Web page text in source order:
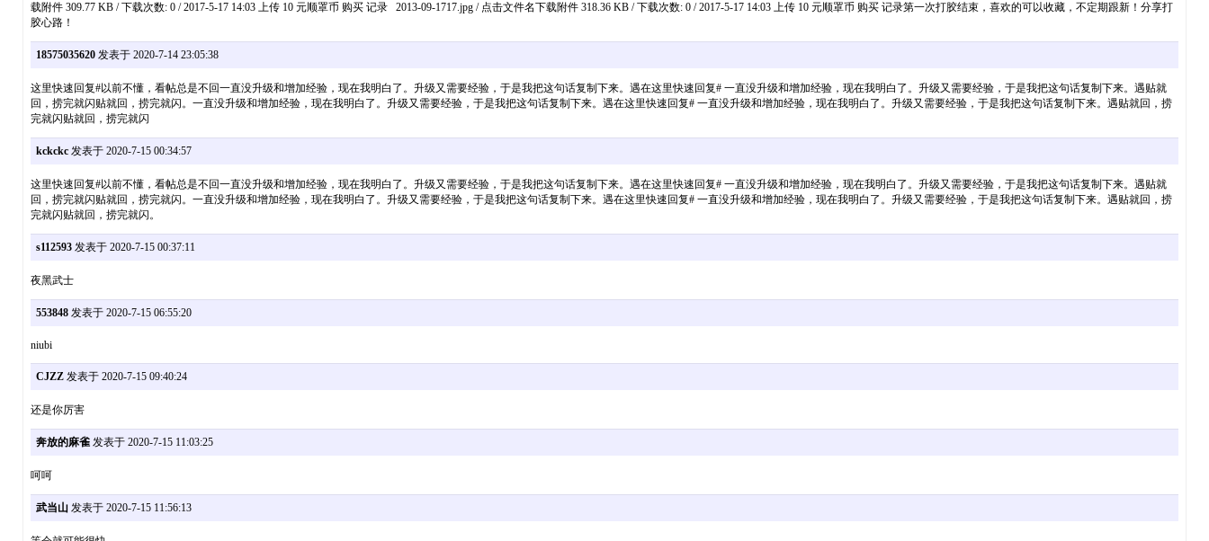
载附件 309.77 KB / 下载次数: 0 / 2017-5-17 14:03 上传 10 元顺罩币 购买 记录 2013-09-1717.jpg / 点击文件名下载附件 318.36 KB / 下载次数: 0 / 2017-5-17 14:03 上传 10 元顺罩币 购买 记录第一次打胶结束，喜欢的可以收藏，不定期跟新！分享打
胶心路！
18575035620发表于 2020-7-14 23:05:38
这里快速回复#以前不懂，看帖总是不回一直没升级和增加经验，现在我明白了。升级又需要经验，于是我把这句话复制下来。遇在这里快速回复# 一直没升级和增加经验，现在我明白了。升级又需要经验，于是我把这句话复制下来。遇贴就
回，捞完就闪贴就回，捞完就闪。一直没升级和增加经验，现在我明白了。升级又需要经验，于是我把这句话复制下来。遇在这里快速回复# 一直没升级和增加经验，现在我明白了。升级又需要经验，于是我把这句话复制下来。遇贴就回，捞
完就闪贴就回，捞完就闪
kckckc发表于 2020-7-15 00:34:57
这里快速回复#以前不懂，看帖总是不回一直没升级和增加经验，现在我明白了。升级又需要经验，于是我把这句话复制下来。遇在这里快速回复# 一直没升级和增加经验，现在我明白了。升级又需要经验，于是我把这句话复制下来。遇贴就
回，捞完就闪贴就回，捞完就闪。一直没升级和增加经验，现在我明白了。升级又需要经验，于是我把这句话复制下来。遇在这里快速回复# 一直没升级和增加经验，现在我明白了。升级又需要经验，于是我把这句话复制下来。遇贴就回，捞
完就闪贴就回，捞完就闪。
s112593发表于 2020-7-15 00:37:11
夜黑武士
553848发表于 2020-7-15 06:55:20
niubi
CJZZ发表于 2020-7-15 09:40:24
还是你厉害
奔放的麻雀发表于 2020-7-15 11:03:25
呵呵
武当山发表于 2020-7-15 11:56:13